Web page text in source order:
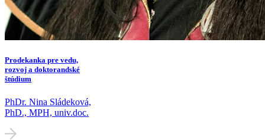
Prodekanka pre vedu,
rozvoj a doktorandské
štúdium
PhDr. Nina Sládeková,
PhD., MPH, univ.doc.